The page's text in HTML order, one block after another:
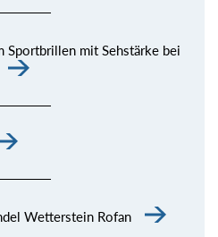
Sportbrillen mit Sehstärke bei
Wetterstein Rofan